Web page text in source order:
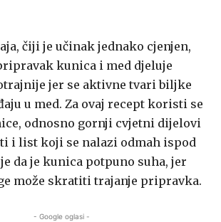
čiji je učinak jednako cjenjen,
kunica i med djeluje
jer se aktivne tvari biljke
u med. Za ovaj recept koristi se
odnosno gornji cvjetni dijelovi
i list koji se nalazi odmah ispod
da je kunica potpuno suha, jer
može skratiti trajanje pripravka.
- Google oglasi -